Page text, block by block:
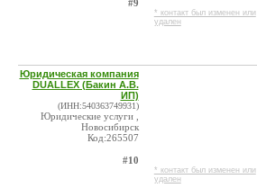
#9
* контакт был изменен или
удален
Юридическая компания
DUALLEX (Бакин А.В.
ИП)
(ИНН:540363749931)
Юридические услуги ,
Новосибирск
Код:265507
#10
* контакт был изменен или
удален